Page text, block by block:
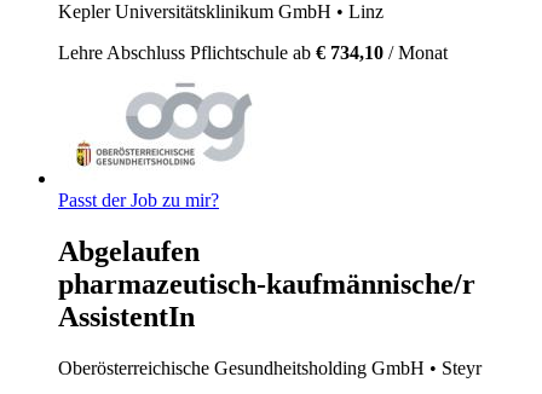
Kepler Universitätsklinikum GmbH • Linz
LehreAbschluss Pflichtschule ab € 734,10 / Monat
Passt der Job zu mir?
Abgelaufen
pharmazeutisch-kaufmännische/r
AssistentIn
Oberösterreichische Gesundheitsholding GmbH • Steyr